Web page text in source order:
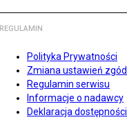
REGULAMIN
Polityka Prywatności
Zmiana ustawień zgód
Regulamin serwisu
Informacje o nadawcy
Deklaracja dostępności